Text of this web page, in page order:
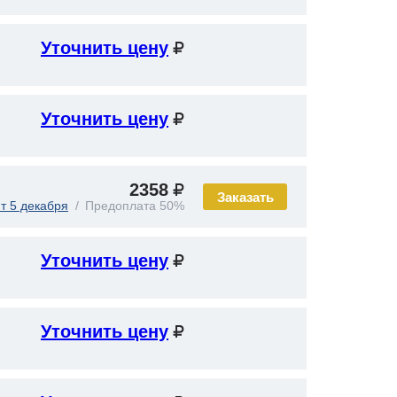
Уточнить цену
Уточнить цену
Заказать
2358
5 декабря Предоплата 50%
Уточнить цену
Уточнить цену